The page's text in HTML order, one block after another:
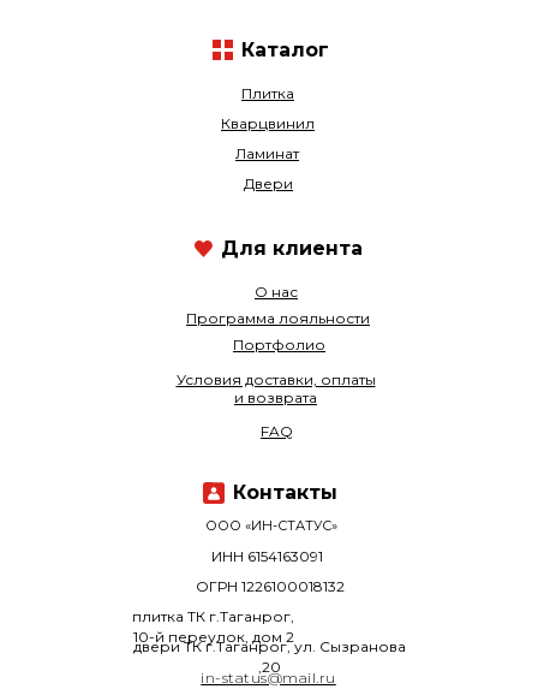
Плитка
Кварцвинил
О нас
Ламинат
Программа лояльности
Двери
Портфолио
ООО «ИН-СТАТУС»
плитка ТК г.Таганрог,
10-й переулок, дом 2
двери ТК г.Таганрог, ул. Сызранова
,20
ОГРН 1226100018132
ИНН 6154163091
Условия доставки, оплаты
и возврата
FAQ
Каталог
in-status@mail.ru
Контакты
Для клиента